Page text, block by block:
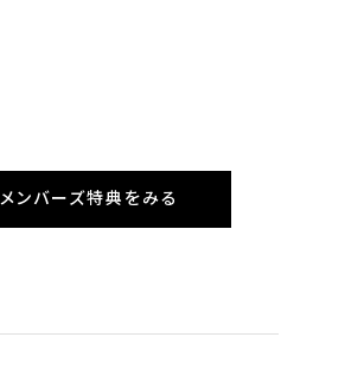
メンバーズ特典をみる